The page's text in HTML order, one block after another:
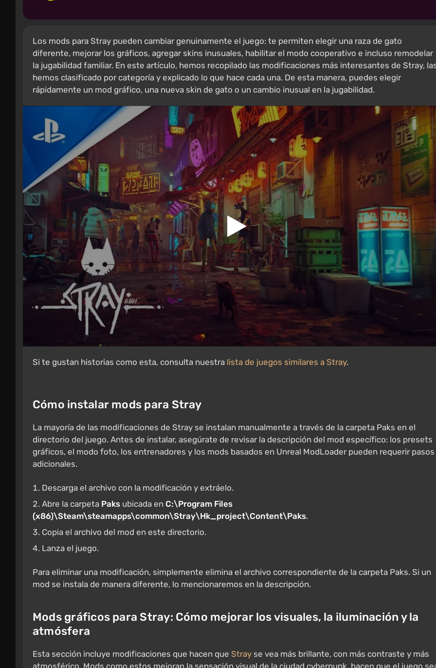
Los mods para Stray pueden cambiar genuinamente el juego: te permiten elegir una raza de gato
diferente, mejorar los gráficos, agregar skins inusuales, habilitar el modo cooperativo e incluso remodelar
la jugabilidad familiar. En este artículo, hemos recopilado las modificaciones más interesantes de Stray,
hemos clasificado por categoría y explicado lo que hace cada una. De esta manera, puedes elegir
rápidamente un mod gráfico, una nueva skin de gato o un cambio inusual en la jugabilidad.
Si te gustan historias como esta, consulta nuestra lista de juegos similares a Stray.
Cómo instalar mods para Stray
La mayoría de las modificaciones de Stray se instalan manualmente a través de la carpeta Paks en el
directorio del juego. Antes de instalar, asegúrate de revisar la descripción del mod específico: los presets
gráficos, el modo foto, los entrenadores y los mods basados en Unreal ModLoader pueden requerir pasos
adicionales.
Descarga el archivo con la modificación y extráelo.
Abre la carpeta Paks ubicada en C:\Program Files
(x86)\Steam\steamapps\common\Stray\Hk_project\Content\Paks.
Copia el archivo del mod en este directorio.
Lanza el juego.
Para eliminar una modificación, simplemente elimina el archivo correspondiente de la carpeta Paks. Si un
mod se instala de manera diferente, lo mencionaremos en la descripción.
Mods gráficos para Stray: Cómo mejorar los visuales, la iluminación y la
atmósfera
Esta sección incluye modificaciones que hacen que Stray se vea más brillante, con más contraste y más